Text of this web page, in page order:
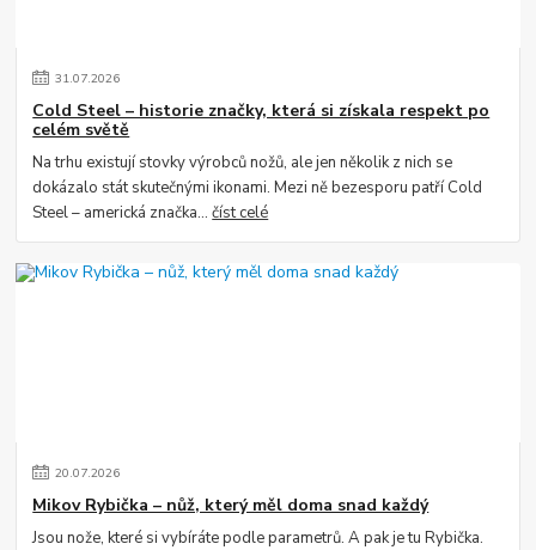
31.07.2026
Cold Steel – historie značky, která si získala respekt po
celém světě
Na trhu existují stovky výrobců nožů, ale jen několik z nich se
dokázalo stát skutečnými ikonami. Mezi ně bezesporu patří Cold
Steel – americká značka...číst celé
20.07.2026
Mikov Rybička – nůž, který měl doma snad každý
Jsou nože, které si vybíráte podle parametrů. A pak je tu Rybička.